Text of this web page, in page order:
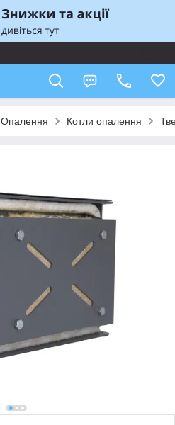
Опалення Котли опалення